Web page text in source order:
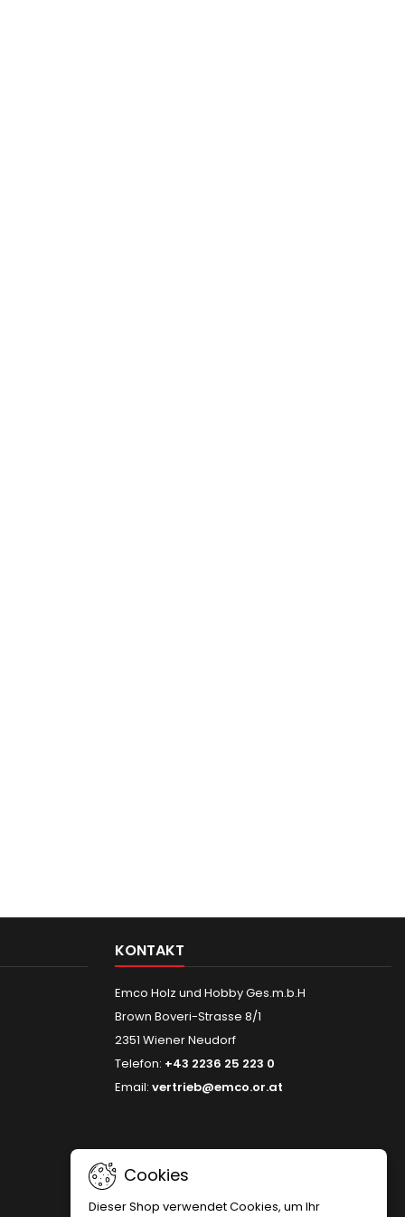
KONTAKT
Emco Holz und Hobby Ges.m.b.H
Brown Boveri-Strasse 8/1
2351 Wiener Neudorf
Telefon: +43 2236 25 223 0
Email: vertrieb@emco.or.at
Cookies
Dieser Shop verwendet Cookies, um Ihr